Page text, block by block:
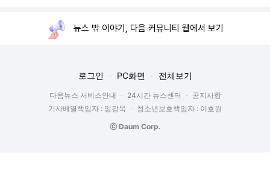
뉴스 밖 이야기, 다음 커뮤니티 웹에서 보기
로그인 PC화면 전체보기
다음뉴스 서비스안내 24시간 뉴스센터
공지사항
기사배열책임자 : 임광욱
청소년보호책임자 : 이호원
ⓒ Daum Corp.